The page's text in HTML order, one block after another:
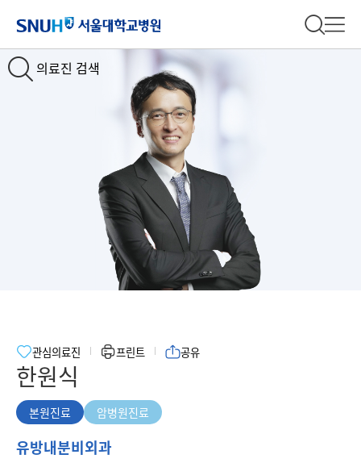
의료진 검색
전체 검
한원식
관심의료진 프린트 공유
본원진료
암병원진료
본
유방내분비외과